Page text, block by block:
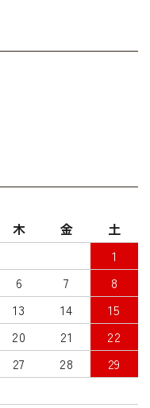
木 金
土
1
6 7
8
13 14
15
20 21
22
27 28
29